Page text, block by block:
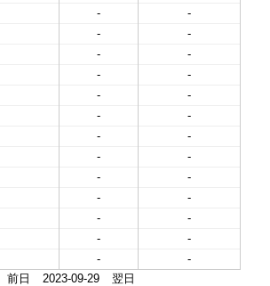
-
-
-
-
-
-
-
-
-
-
-
-
-
-
-
-
-
-
-
-
-
-
-
-
-
-
前日 2023-09-29 翌日